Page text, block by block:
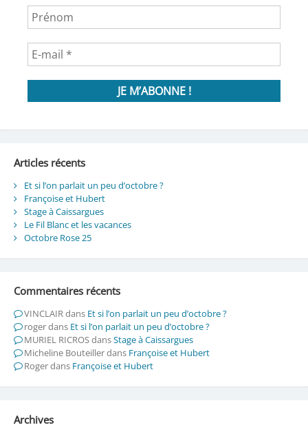
Articles récents
Et si l’on parlait un peu d’octobre ?
Françoise et Hubert
Stage à Caissargues
Le Fil Blanc et les vacances
Octobre Rose 25
Commentaires récents
VINCLAIRdans Et si l’on parlait un peu d’octobre ?
rogerdans Et si l’on parlait un peu d’octobre ?
MURIEL RICROSdansStage à Caissargues
Micheline Bouteillerdans Françoise et Hubert
Rogerdans Françoise et Hubert
Archives